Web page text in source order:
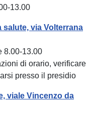
13.00
salute, via Volterrana
8.00-13.00
di orario, verificare
presso il presidio
viale Vincenzo da